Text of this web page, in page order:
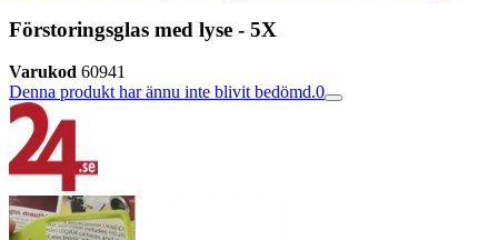
Förstoringsglas med lyse - 5X
Varukod 60941
Denna produkt har ännu inte blivit bedömd.0